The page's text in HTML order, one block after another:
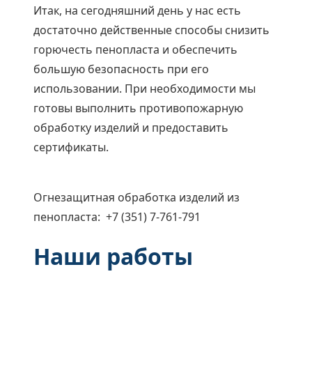
Итак, на сегодняшний день у нас есть
достаточно действенные способы снизить
горючесть пенопласта и обеспечить
большую безопасность при его
использовании. При необходимости мы
готовы выполнить противопожарную
обработку изделий и предоставить
сертификаты.
Огнезащитная обработка изделий из
пенопласта: +7 (351) 7-761-791
Наши работы